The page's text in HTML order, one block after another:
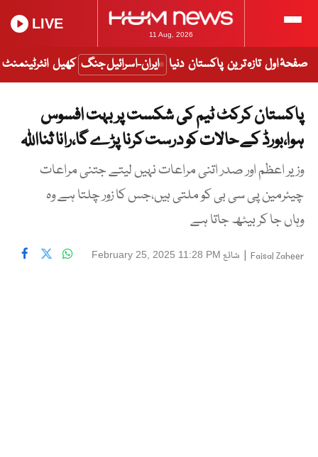
11 Aug, 2026
LIVE
صفحۂ اول تازہ ترین پاکستان دنیا ایران-اسرائیل جنگ کھیل انٹرٹینمنٹ
پاکستان کرکٹ ٹیم کی شکست پر بہت افسوس
ہوا،بورڈ کے حالات کو درست کرنا پڑے گا،رانا ثنااللہ
وزیر اعظم اور صدر اتنی مراعات نہیں لیتے جتنی مراعات
چیئرمین پی سی بی کو ملتی ہیں،جس کا زور چلتا ہے وہ
وہاں جا کر بیٹھ جاتا ہے
Faisal Zaheer
| شائع February 25, 2025 11:28 PM